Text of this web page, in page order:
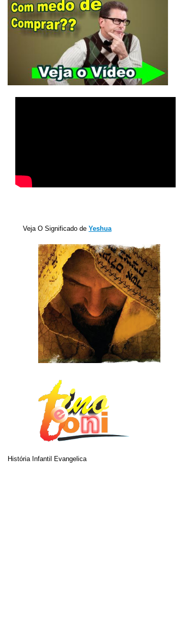
Veja O Significado de Yeshua
História Infantil Evangelica